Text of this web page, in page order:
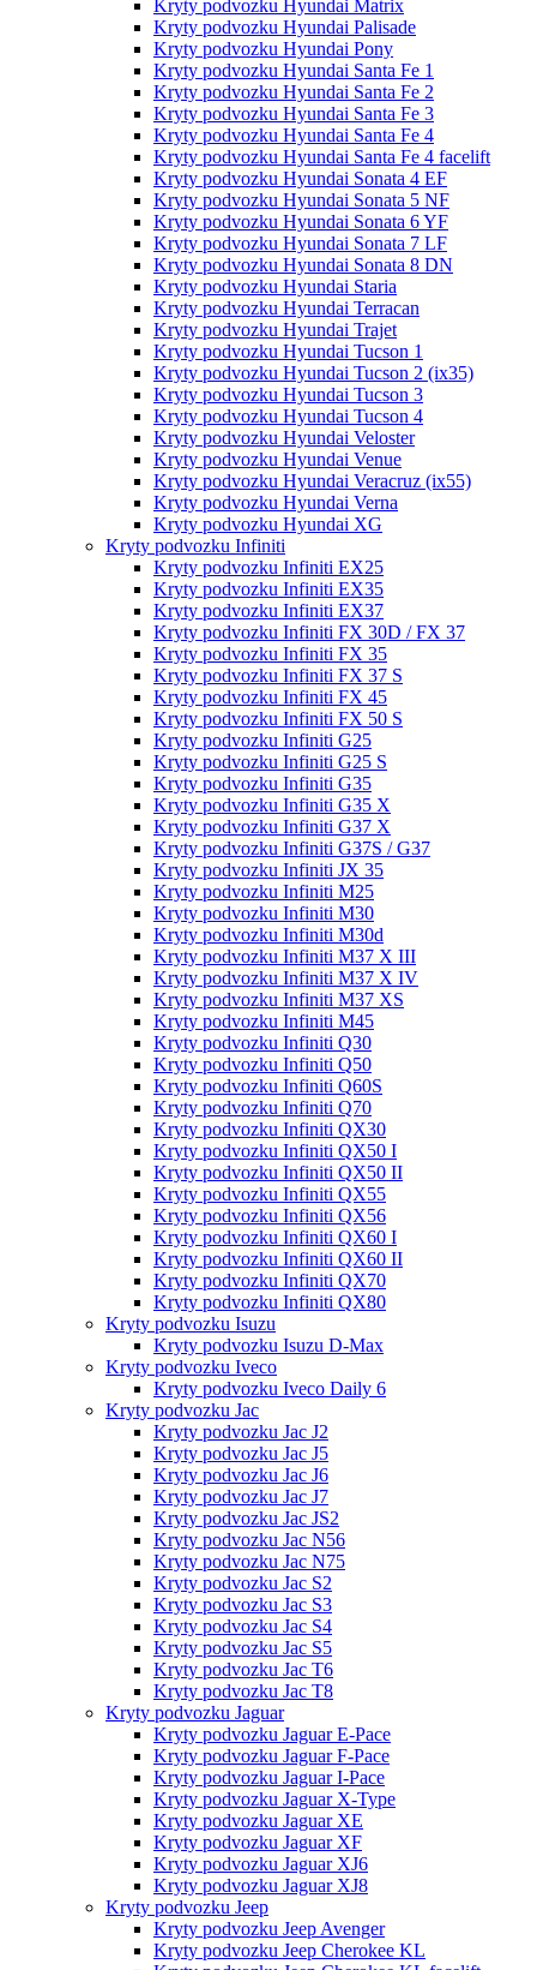
Kryty podvozku Hyundai Matrix
Kryty podvozku Hyundai Palisade
Kryty podvozku Hyundai Pony
Kryty podvozku Hyundai Santa Fe 1
Kryty podvozku Hyundai Santa Fe 2
Kryty podvozku Hyundai Santa Fe 3
Kryty podvozku Hyundai Santa Fe 4
Kryty podvozku Hyundai Santa Fe 4 facelift
Kryty podvozku Hyundai Sonata 4 EF
Kryty podvozku Hyundai Sonata 5 NF
Kryty podvozku Hyundai Sonata 6 YF
Kryty podvozku Hyundai Sonata 7 LF
Kryty podvozku Hyundai Sonata 8 DN
Kryty podvozku Hyundai Staria
Kryty podvozku Hyundai Terracan
Kryty podvozku Hyundai Trajet
Kryty podvozku Hyundai Tucson 1
Kryty podvozku Hyundai Tucson 2 (ix35)
Kryty podvozku Hyundai Tucson 3
Kryty podvozku Hyundai Tucson 4
Kryty podvozku Hyundai Veloster
Kryty podvozku Hyundai Venue
Kryty podvozku Hyundai Veracruz (ix55)
Kryty podvozku Hyundai Verna
Kryty podvozku Hyundai XG
Kryty podvozku Infiniti
Kryty podvozku Infiniti EX25
Kryty podvozku Infiniti EX35
Kryty podvozku Infiniti EX37
Kryty podvozku Infiniti FX 30D / FX 37
Kryty podvozku Infiniti FX 35
Kryty podvozku Infiniti FX 37 S
Kryty podvozku Infiniti FX 45
Kryty podvozku Infiniti FX 50 S
Kryty podvozku Infiniti G25
Kryty podvozku Infiniti G25 S
Kryty podvozku Infiniti G35
Kryty podvozku Infiniti G35 X
Kryty podvozku Infiniti G37 X
Kryty podvozku Infiniti G37S / G37
Kryty podvozku Infiniti JX 35
Kryty podvozku Infiniti M25
Kryty podvozku Infiniti M30
Kryty podvozku Infiniti M30d
Kryty podvozku Infiniti M37 X III
Kryty podvozku Infiniti M37 X IV
Kryty podvozku Infiniti M37 XS
Kryty podvozku Infiniti M45
Kryty podvozku Infiniti Q30
Kryty podvozku Infiniti Q50
Kryty podvozku Infiniti Q60S
Kryty podvozku Infiniti Q70
Kryty podvozku Infiniti QX30
Kryty podvozku Infiniti QX50 I
Kryty podvozku Infiniti QX50 II
Kryty podvozku Infiniti QX55
Kryty podvozku Infiniti QX56
Kryty podvozku Infiniti QX60 I
Kryty podvozku Infiniti QX60 II
Kryty podvozku Infiniti QX70
Kryty podvozku Infiniti QX80
Kryty podvozku Isuzu
Kryty podvozku Isuzu D-Max
Kryty podvozku Iveco
Kryty podvozku Iveco Daily 6
Kryty podvozku Jac
Kryty podvozku Jac J2
Kryty podvozku Jac J5
Kryty podvozku Jac J6
Kryty podvozku Jac J7
Kryty podvozku Jac JS2
Kryty podvozku Jac N56
Kryty podvozku Jac N75
Kryty podvozku Jac S2
Kryty podvozku Jac S3
Kryty podvozku Jac S4
Kryty podvozku Jac S5
Kryty podvozku Jac T6
Kryty podvozku Jac T8
Kryty podvozku Jaguar
Kryty podvozku Jaguar E-Pace
Kryty podvozku Jaguar F-Pace
Kryty podvozku Jaguar I-Pace
Kryty podvozku Jaguar X-Type
Kryty podvozku Jaguar XE
Kryty podvozku Jaguar XF
Kryty podvozku Jaguar XJ6
Kryty podvozku Jaguar XJ8
Kryty podvozku Jeep
Kryty podvozku Jeep Avenger
Kryty podvozku Jeep Cherokee KL